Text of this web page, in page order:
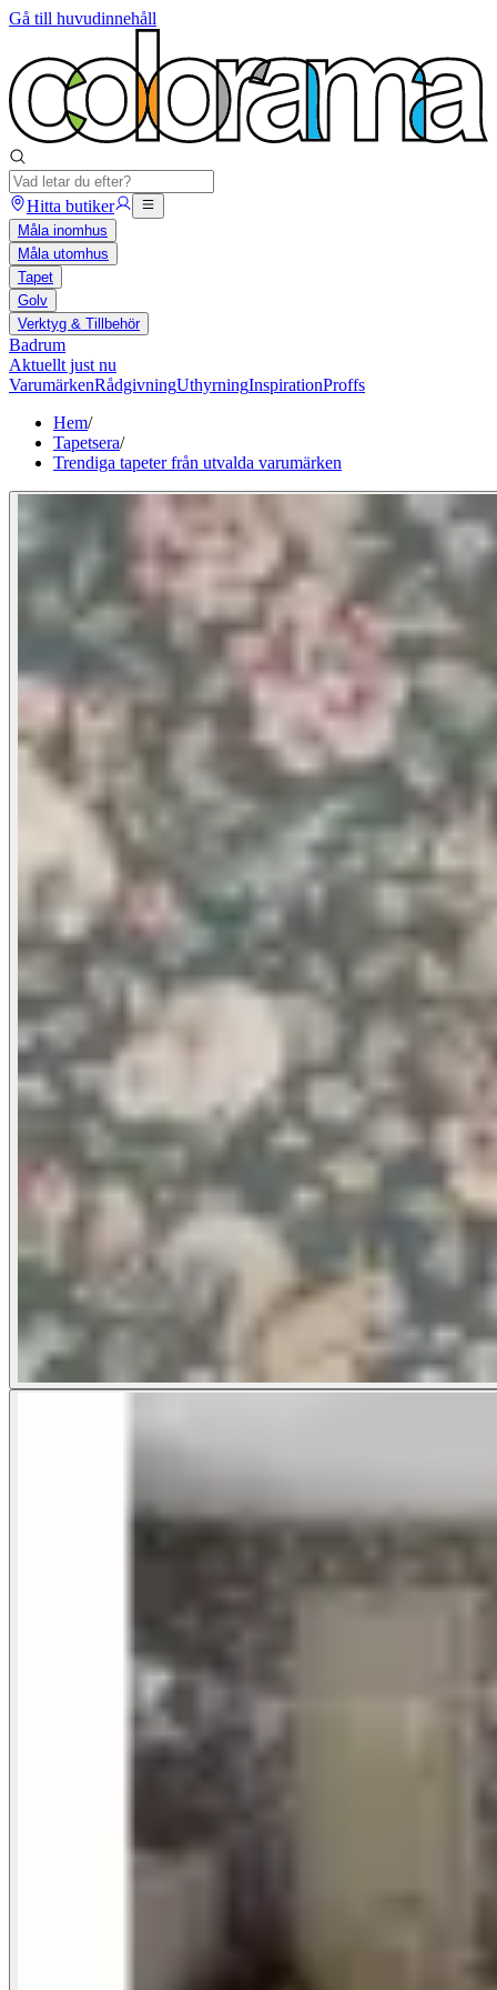
Gå till huvudinnehåll
Hitta butiker
Måla inomhus
Måla utomhus
Tapet
Golv
Verktyg & Tillbehör
Badrum
Aktuellt just nu
VarumärkenRådgivningUthyrningInspirationProffs
Hem/
Tapetsera/
Trendiga tapeter från utvalda varumärken